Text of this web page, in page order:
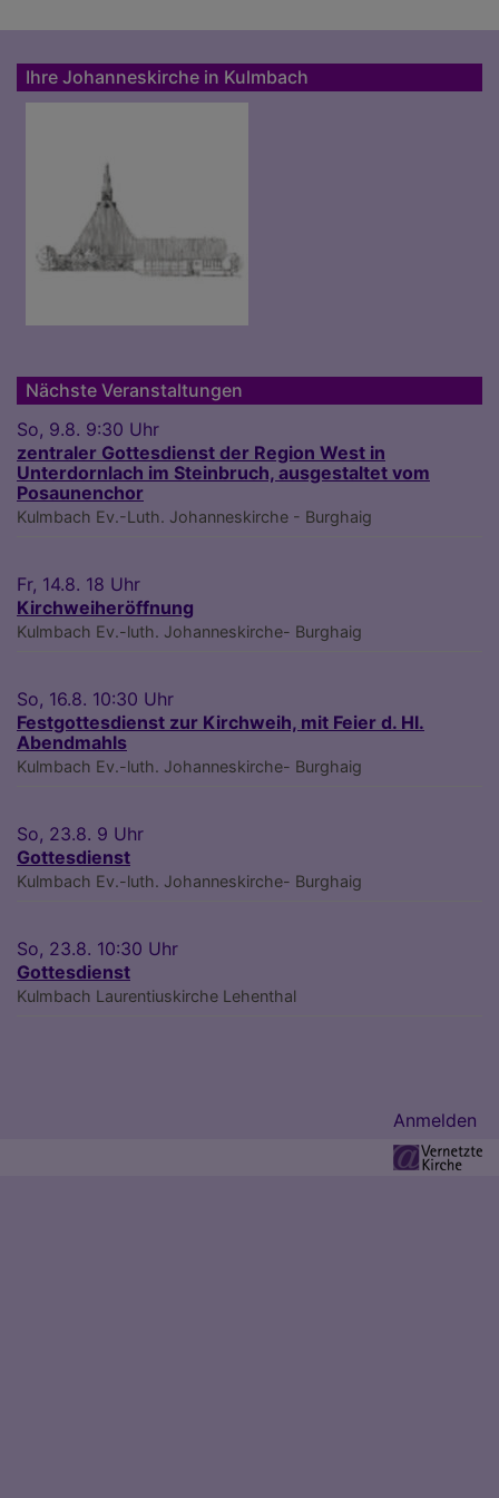
Ihre Johanneskirche in Kulmbach
Nächste Veranstaltungen
So, 9.8. 9:30 Uhr
zentraler Gottesdienst der Region West in
Unterdornlach im Steinbruch, ausgestaltet vom
Posaunenchor
Kulmbach Ev.-Luth. Johanneskirche - Burghaig
Fr, 14.8. 18 Uhr
Kirchweiheröffnung
Kulmbach Ev.-luth. Johanneskirche- Burghaig
So, 16.8. 10:30 Uhr
Festgottesdienst zur Kirchweih, mit Feier d. Hl.
Abendmahls
Kulmbach Ev.-luth. Johanneskirche- Burghaig
So, 23.8. 9 Uhr
Gottesdienst
Kulmbach Ev.-luth. Johanneskirche- Burghaig
So, 23.8. 10:30 Uhr
Gottesdienst
Kulmbach Laurentiuskirche Lehenthal
Anmelden